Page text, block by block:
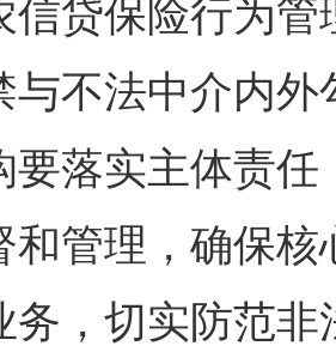
信贷保险行为
与不法中介内
要落实主体责
和管理，确保
务，切实防范